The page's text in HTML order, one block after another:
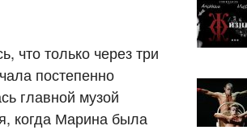
что только через три
постепенно
главной музой
когда Марина была